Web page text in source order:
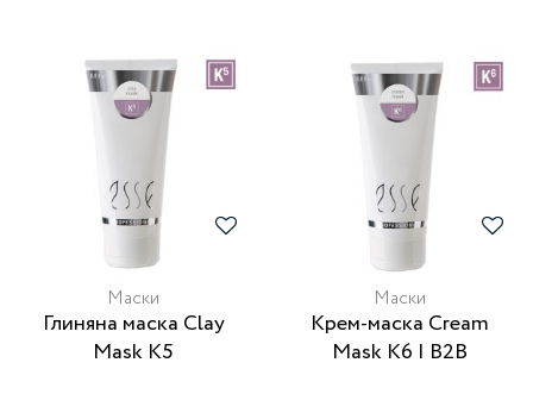
Маски
Глиняна маска Clay
Mask K5
Маски
Крем-маска Cream
Mask K6 | B2B